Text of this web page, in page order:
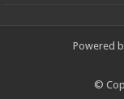
Powered
©